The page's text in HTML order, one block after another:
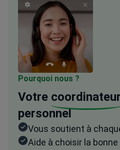
Pourquoi nous ?
Votre coordinateur
personnel
Vous soutient à
Aide à choisir la